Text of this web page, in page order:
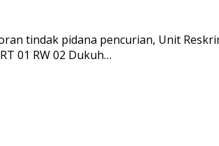
tindak pidana pencurian, Unit
01 RW 02 Dukuh…